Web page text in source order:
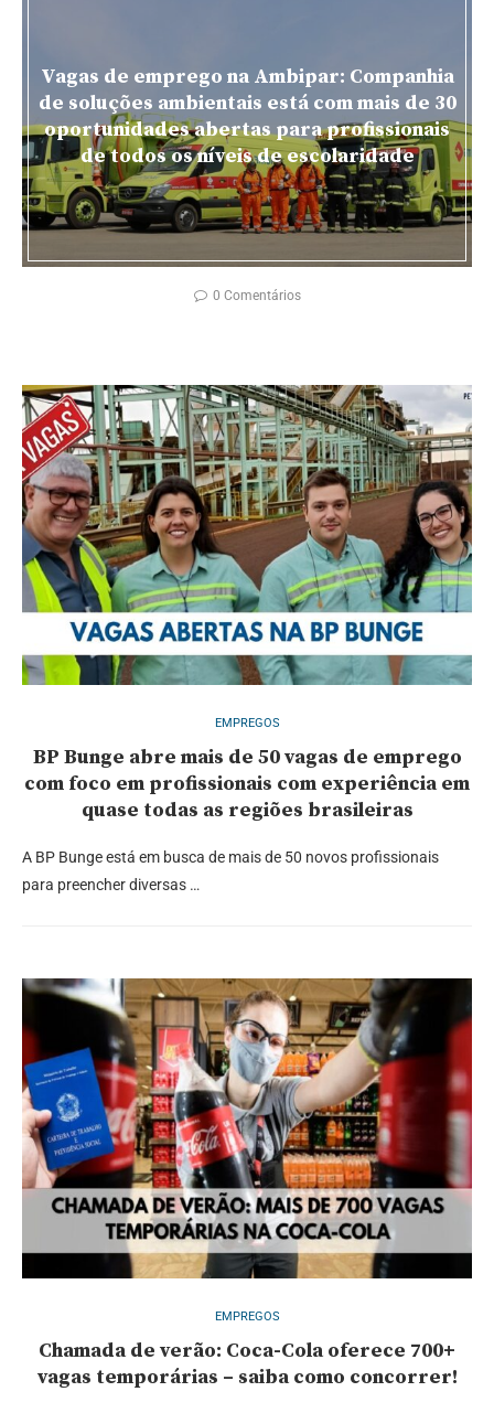
Vagas de emprego na Ambipar: Companhia
de soluções ambientais está com mais de 30
oportunidades abertas para profissionais
de todos os níveis de escolaridade
0 Comentários
EMPREGOS
BP Bunge abre mais de 50 vagas de emprego
com foco em profissionais com experiência em
quase todas as regiões brasileiras
A BP Bunge está em busca de mais de 50 novos profissionais
para preencher diversas …
EMPREGOS
Chamada de verão: Coca-Cola oferece 700+
vagas temporárias – saiba como concorrer!